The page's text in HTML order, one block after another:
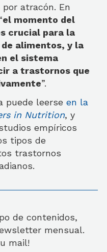
atracón. En
el momento del
crucial para la
alimentos, y la
el sistema
a trastornos que
”.
puede leerse en la
in Nutrition, y
empíricos
tipos de
trastornos
de contenidos,
mensual.
mail!